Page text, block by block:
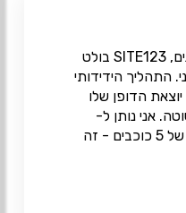
לאחר שניסיתי בוני אתרים שונים, SITE123 בולט
התהליך הידידותי
הדופן שלו
אני נותן ל-
SITE123 בביטחון דירוג מלא של 5 כוכבים - זה